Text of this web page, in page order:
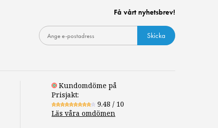
Få vårt nyhetsbrev!
Skicka